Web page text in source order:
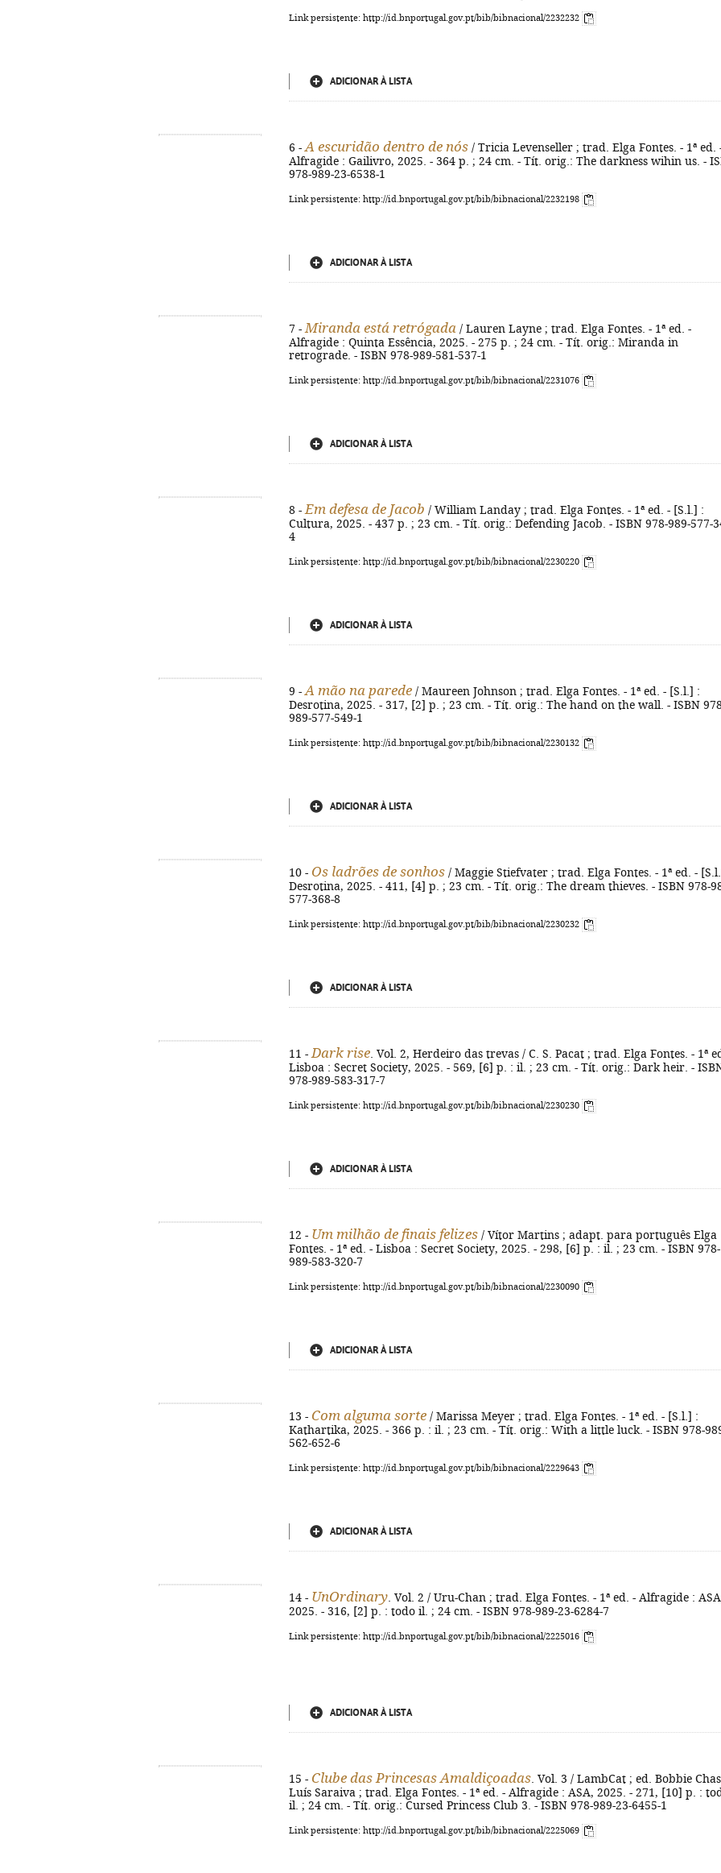
Link persistente: http://id.bnportugal.gov.pt/bib/bibnacional/2232232
ADICIONAR À LISTA
6 - A escuridão dentro de nós / Tricia Levenseller ; trad. Elga Fontes. - 1ª ed.
Alfragide : Gailivro, 2025. - 364 p. ; 24 cm. - Tít. orig.: The darkness wihin us. -
978-989-23-6538-1
Link persistente: http://id.bnportugal.gov.pt/bib/bibnacional/2232198
ADICIONAR À LISTA
7 - Miranda está retrógada / Lauren Layne ; trad. Elga Fontes. - 1ª ed. -
Alfragide : Quinta Essência, 2025. - 275 p. ; 24 cm. - Tít. orig.: Miranda in
retrograde. - ISBN 978-989-581-537-1
Link persistente: http://id.bnportugal.gov.pt/bib/bibnacional/2231076
ADICIONAR À LISTA
8 - Em defesa de Jacob / William Landay ; trad. Elga Fontes. - 1ª ed. - [S.l.] :
Cultura, 2025. - 437 p. ; 23 cm. - Tít. orig.: Defending Jacob. - ISBN 978-989-577-
4
Link persistente: http://id.bnportugal.gov.pt/bib/bibnacional/2230220
ADICIONAR À LISTA
9 - A mão na parede / Maureen Johnson ; trad. Elga Fontes. - 1ª ed. - [S.l.] :
Desrotina, 2025. - 317, [2] p. ; 23 cm. - Tít. orig.: The hand on the wall. - ISBN
989-577-549-1
Link persistente: http://id.bnportugal.gov.pt/bib/bibnacional/2230132
ADICIONAR À LISTA
10 - Os ladrões de sonhos / Maggie Stiefvater ; trad. Elga Fontes. - 1ª ed. -
Desrotina, 2025. - 411, [4] p. ; 23 cm. - Tít. orig.: The dream thieves. - ISBN 978-
577-368-8
Link persistente: http://id.bnportugal.gov.pt/bib/bibnacional/2230232
ADICIONAR À LISTA
11 - Dark rise . Vol. 2, Herdeiro das trevas / C. S. Pacat ; trad. Elga Fontes. - 1ª
Lisboa : Secret Society, 2025. - 569, [6] p. : il. ; 23 cm. - Tít. orig.: Dark heir. -
978-989-583-317-7
Link persistente: http://id.bnportugal.gov.pt/bib/bibnacional/2230230
ADICIONAR À LISTA
12 - Um milhão de finais felizes / Vítor Martins ; adapt. para português Elga
Fontes. - 1ª ed. - Lisboa : Secret Society, 2025. - 298, [6] p. : il. ; 23 cm. - ISBN 978-
989-583-320-7
Link persistente: http://id.bnportugal.gov.pt/bib/bibnacional/2230090
ADICIONAR À LISTA
13 - Com alguma sorte / Marissa Meyer ; trad. Elga Fontes. - 1ª ed. - [S.l.] :
Kathartika, 2025. - 366 p. : il. ; 23 cm. - Tít. orig.: With a little luck. - ISBN 978-
562-652-6
Link persistente: http://id.bnportugal.gov.pt/bib/bibnacional/2229643
ADICIONAR À LISTA
14 - UnOrdinary . Vol. 2 / Uru-Chan ; trad. Elga Fontes. - 1ª ed. - Alfragide :
2025. - 316, [2] p. : todo il. ; 24 cm. - ISBN 978-989-23-6284-7
Link persistente: http://id.bnportugal.gov.pt/bib/bibnacional/2225016
ADICIONAR À LISTA
15 - Clube das Princesas Amaldiçoadas . Vol. 3 / LambCat ; ed. Bobbie
Luís Saraiva ; trad. Elga Fontes. - 1ª ed. - Alfragide : ASA, 2025. - 271, [10] p. :
il. ; 24 cm. - Tít. orig.: Cursed Princess Club 3. - ISBN 978-989-23-6455-1
Link persistente: http://id.bnportugal.gov.pt/bib/bibnacional/2225069